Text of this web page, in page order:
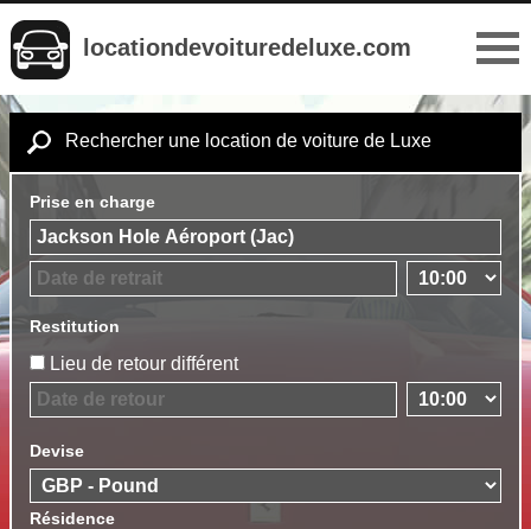
locationdevoituredeluxe.com
Rechercher une location de voiture de Luxe
Prise en charge
Restitution
Lieu de retour différent
Devise
Résidence